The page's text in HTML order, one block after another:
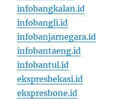
infobangkalan.id
infobangli.id
infobanjarnegara.id
infobantaeng.id
infobantul.id
ekspresbekasi.id
ekspresbone.id